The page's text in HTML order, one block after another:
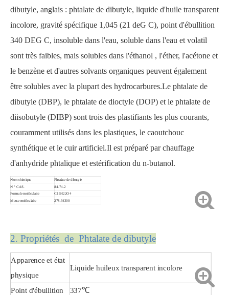
dibutyle, anglais : phtalate de dibutyle, liquide d'huile transparent
incolore, gravité spécifique 1,045 (21 deG C), point d'ébullition
340 DEG C, insoluble dans l'eau, soluble dans l'eau et volatil
sont très faibles, mais solubles dans l'éthanol , l'éther, l'acétone et
le benzène et d'autres solvants organiques peuvent également
être solubles avec la plupart des hydrocarbures.Le phtalate de
dibutyle (DBP), le phtalate de dioctyle (DOP) et le phtalate de
diisobutyle (DIBP) sont trois des plastifiants les plus courants,
couramment utilisés dans les plastiques, le caoutchouc
synthétique et le cuir artificiel.Il est préparé par chauffage
d'anhydride phtalique et estérification du n-butanol.
Nom chimique
Phtalate de dibutyle
N ° CAS.
84-74-2
Formule moléculaire
C16H22O4
Masse moléculaire
278.34300
2. Propriétés de Phtalate de dibutyle
Apparence et état
physique
Liquide huileux transparent incolore
Point d'ébullition
337℃